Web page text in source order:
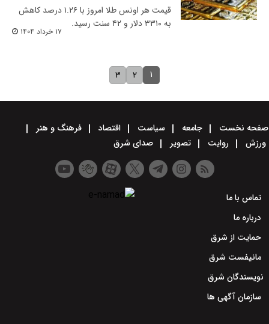
قیمت هر اونس طلا امروز با ۱.۲۶ درصد کاهش
به ۳۳۱۰ دلار و ۴۲ سنت رسید.
۱۷ خرداد ۱۴۰۴
۱ ۲ ۳
صفحه نخست جامعه سیاست اقتصاد
فرهنگ و هنر
ورزش
روایت تصویر صدای شرق
تماس با ما
درباره ما
حمایت از شرق
مانیفست شرق
نویسندگان شرق
سازمان آگهی ها